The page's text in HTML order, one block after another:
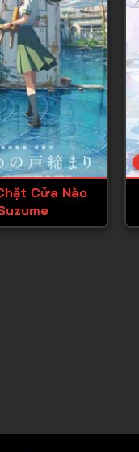
Tập 21
Tập 22
Tập 23
Tập 24
Tập 25
Tập 26
Tập 28
Cửa Nào